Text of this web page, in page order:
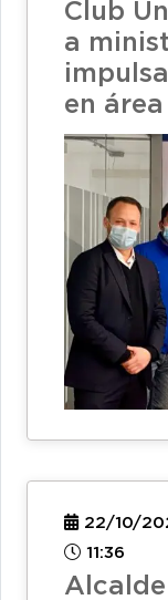
Club
a
en
22/10/
11:36